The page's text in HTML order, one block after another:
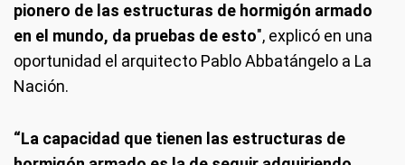
pionero de las estructuras de hormigón armado
en el mundo, da pruebas de esto", explicó en una
oportunidad el arquitecto Pablo Abbatángelo a La
Nación.
“La capacidad que tienen las estructuras de